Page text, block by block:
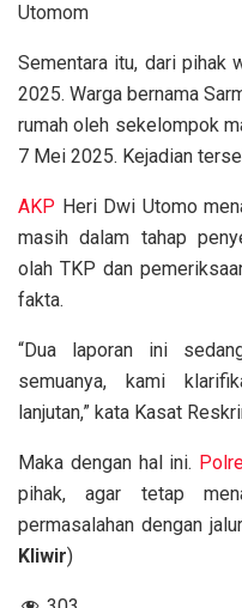
Utomom
Sementara itu, dari pihak
2025. Warga bernama
rumah oleh sekelompok
7 Mei 2025. Kejadian
AKP Heri Dwi Utomo
masih dalam tahap
olah TKP dan
fakta.
“Dua laporan ini
semuanya, kami
lanjutan,” kata Kasat
Maka dengan hal ini.
pihak, agar tetap
permasalahan dengan
Kliwir)